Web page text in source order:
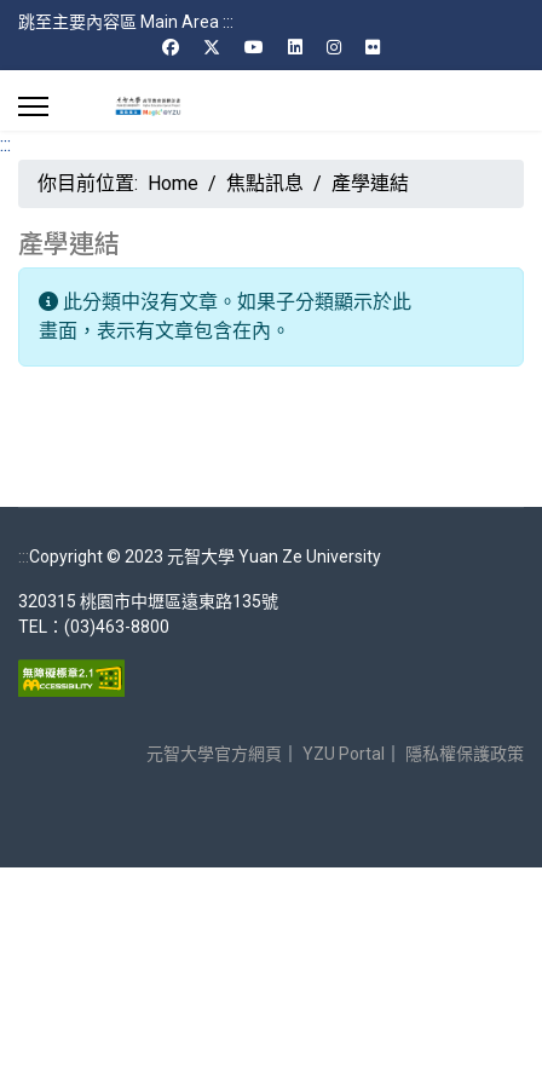
跳至主要內容區 Main Area :::
:::
你目前位置: Home 焦點訊息 產學連結
產學連結
每頁顯示條數
資訊
此分類中沒有文章。如果子分類顯示於此
畫面，表示有文章包含在內。
:::Copyright © 2023 元智大學 Yuan Ze University
320315 桃園市中壢區遠東路135號
TEL：(03)463-8800
元智大學官方網頁 YZU Portal 隱私權保護政策